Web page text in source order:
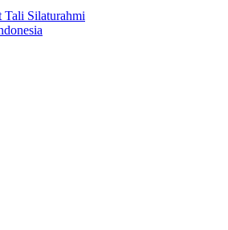
Tali Silaturahmi